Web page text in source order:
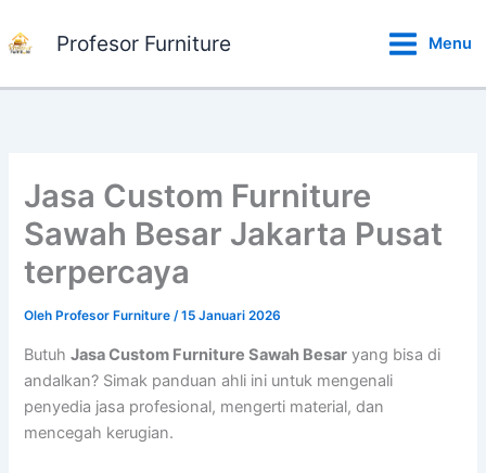
ke
Profesor Furniture Menu
Jasa Custom Furniture
Sawah Besar Jakarta Pusat
terpercaya
Oleh Profesor Furniture/15 Januari 2026
ButuhJasa Custom Furniture Sawah Besar yang bisa di
andalkan? Simak panduan ahli ini untuk mengenali
penyedia jasa profesional, mengerti material, dan
mencegah kerugian.